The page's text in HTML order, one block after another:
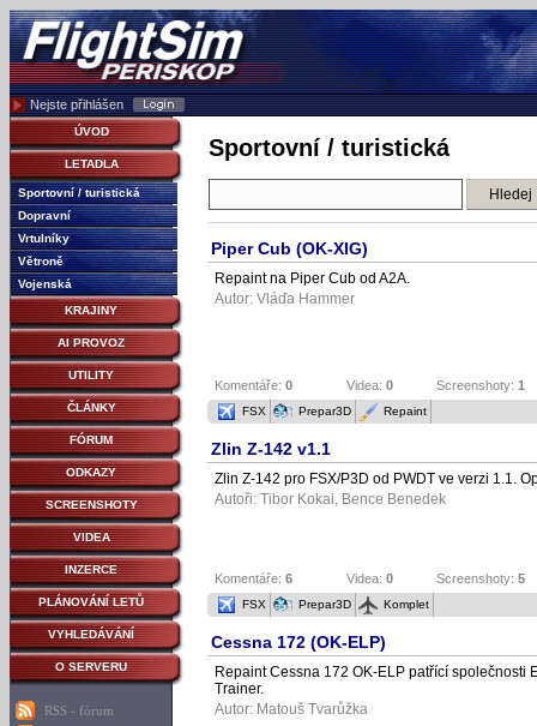
Nejste přihlášen
ÚVOD
LETADLA
Sportovní / turistická
Dopravní
Vrtulníky
Větroně
Vojenská
KRAJINY
AI PROVOZ
UTILITY
ČLÁNKY
FÓRUM
ODKAZY
SCREENSHOTY
VIDEA
INZERCE
PLÁNOVÁNÍ LETŮ
VYHLEDÁVÁNÍ
O SERVERU
RSS - fórum
Sportovní / turistická
Piper Cub (OK-XIG)
Repaint na Piper Cub od A2A.
Autor: Vláďa Hammer
Komentáře: 0 Videa: 0 Screenshoty: 1
FSX Prepar3D Repaint
Zlin Z-142 v1.1
Zlin Z-142 pro FSX/P3D od PWDT ve verzi 1.1.
Autoři: Tibor Kokai Bence Benedek
Komentáře: 6 Videa: 0 Screenshoty: 5
FSX Prepar3D Komplet
Cessna 172 (OK-ELP)
Repaint Cessna 172 OK-ELP patřící společnosti
Trainer.
Autor: Matouš Tvarůžka